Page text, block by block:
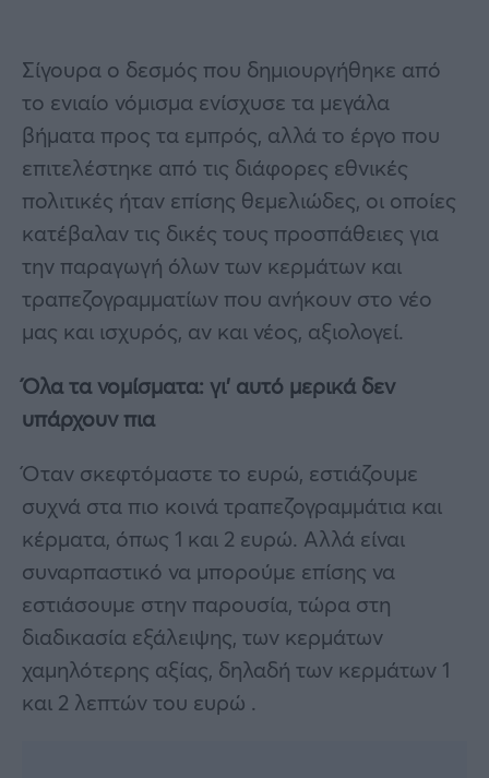
Σίγουρα ο δεσμός που δημιουργήθηκε από
το ενιαίο νόμισμα ενίσχυσε τα μεγάλα
βήματα προς τα εμπρός, αλλά το έργο που
επιτελέστηκε από τις διάφορες εθνικές
πολιτικές ήταν επίσης θεμελιώδες, οι οποίες
κατέβαλαν τις δικές τους προσπάθειες για
την παραγωγή όλων των κερμάτων και
τραπεζογραμματίων που ανήκουν στο νέο
μας και ισχυρός, αν και νέος, αξιολογεί.
Όλα τα νομίσματα: γι’ αυτό μερικά δεν
υπάρχουν πια
Όταν σκεφτόμαστε το ευρώ, εστιάζουμε
συχνά στα πιο κοινά τραπεζογραμμάτια και
κέρματα, όπως 1 και 2 ευρώ. Αλλά είναι
συναρπαστικό να μπορούμε επίσης να
εστιάσουμε στην παρουσία, τώρα στη
διαδικασία εξάλειψης, των κερμάτων
χαμηλότερης αξίας, δηλαδή των κερμάτων 1
και 2 λεπτών του ευρώ .